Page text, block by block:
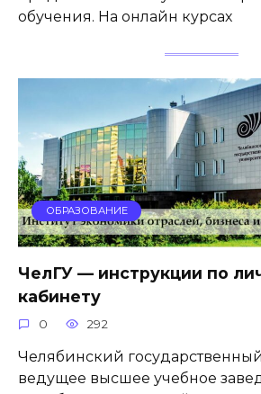
обучения. На онлайн курсах
ОБРАЗОВАНИЕ
ЧелГУ — инструкции по
кабинету
0 292
Челябинский
ведущее высшее учебное